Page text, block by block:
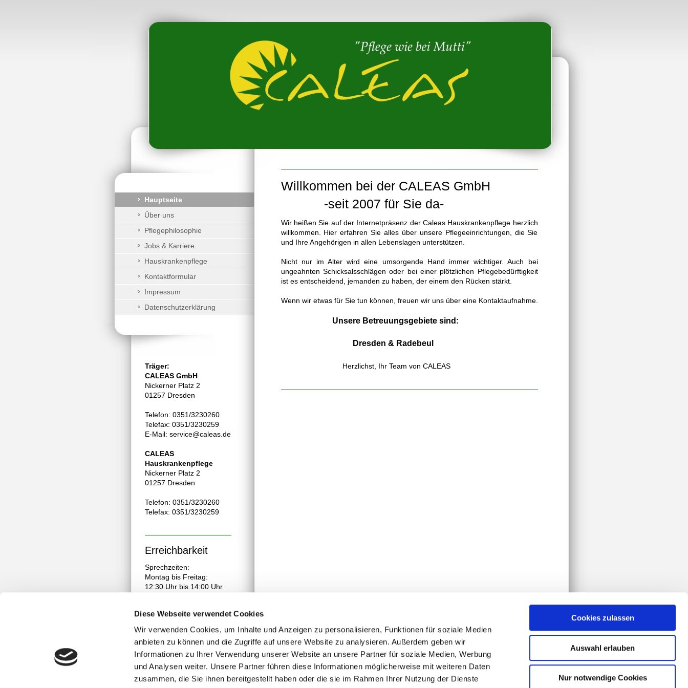
Diese Webseite verwendet Cookies
Wir verwenden Cookies, um Inhalte und Anzeigen zu personalisieren, Funktionen für soziale Medien
anbieten zu können und die Zugriffe auf unsere Website zu analysieren. Außerdem geben wir
Informationen zu Ihrer Verwendung unserer Website an unsere Partner für soziale Medien, Werbung
und Analysen weiter. Unsere Partner führen diese Informationen möglicherweise mit weiteren Daten
zusammen, die Sie ihnen bereitgestellt haben oder die sie im Rahmen Ihrer Nutzung der Dienste
Cookies zulassen
Auswahl erlauben
Nur notwendige Cookies
Willkommen bei der CALEAS GmbH
-seit 2007 für Sie da-
Wir heißen Sie auf der Internetpräsenz der Caleas Hauskrankenpflege herzlich
willkommen. Hier erfahren Sie alles über unsere Pflegeeinrichtungen, die Sie
und Ihre Angehörigen in allen Lebenslagen unterstützen.
Nicht nur im Alter wird eine umsorgende Hand immer wichtiger. Auch bei
ungeahnten Schicksalsschlägen oder bei einer plötzlichen Pflegebedürftigkeit
ist es entscheidend, jemanden zu haben, der einem den Rücken stärkt.
Wenn wir etwas für Sie tun können, freuen wir uns über eine Kontaktaufnahme.
Unsere Betreuungsgebiete sind:
Dresden & Radebeul
Herzlichst, Ihr Team von CALEAS
Hauptseite
Über uns
Pflegephilosophie
Jobs & Karriere
Hauskrankenpflege
Kontaktformular
Impressum
Datenschutzerklärung
Träger:
CALEAS GmbH
Nickerner Platz 2
01257 Dresden
Telefon: 0351/3230260
Telefax: 0351/3230259
E-Mail: service@caleas.de
CALEAS
Hauskrankenpflege
Nickerner Platz 2
01257 Dresden
Telefon: 0351/3230260
Telefax: 0351/3230259
Erreichbarkeit
Sprechzeiten:
Montag bis Freitag:
12:30 Uhr bis 14:00Uhr
In besonderen Fällen:
24 Stunden telefonisch
0351/3230260
Druckversion
Sitemap
© CALEAS GmbH | Nickerner Platz 2 | 01257 Dresden